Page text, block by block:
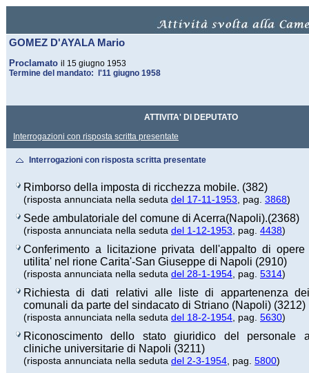
GOMEZ D'AYALA Mario
Proclamato il 15 giugno 1953
Termine del mandato: l'11 giugno 1958
ATTIVITA' DI DEPUTATO
Interrogazioni con risposta scritta presentate
Interrogazioni con risposta scritta presentate
Rimborso della imposta di ricchezza mobile. (382)
(risposta annunciata nella seduta del 17-11-1953 , pag. 3868)
Sede ambulatoriale del comune di Acerra(Napoli).(2368)
(risposta annunciata nella seduta del 1-12-1953 , pag. 4438)
Conferimento a licitazione privata dell'appalto di
utilita' nel rione Carita'-San Giuseppe di Napoli (2910)
(risposta annunciata nella seduta del 28-1-1954 , pag. 5314)
Richiesta di dati relativi alle liste di appartenenza
comunali da parte del sindacato di Striano (Napoli) (3212)
(risposta annunciata nella seduta del 18-2-1954 , pag. 5630)
Riconoscimento dello stato giuridico del personale
cliniche universitarie di Napoli (3211)
(risposta annunciata nella seduta del 2-3-1954 , pag. 5800)